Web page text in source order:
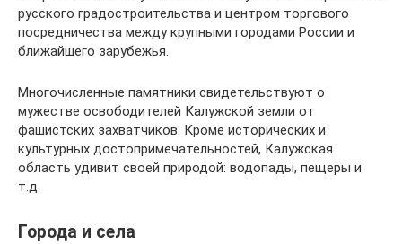
русского градостроительства и центром торгового
посредничества между крупными городами России и
ближайшего зарубежья.
Многочисленные памятники свидетельствуют о
мужестве освободителей Калужской земли от
фашистских захватчиков. Кроме исторических и
культурных достопримечательностей, Калужская
область удивит своей природой: водопады, пещеры и
т.д.
Города и села